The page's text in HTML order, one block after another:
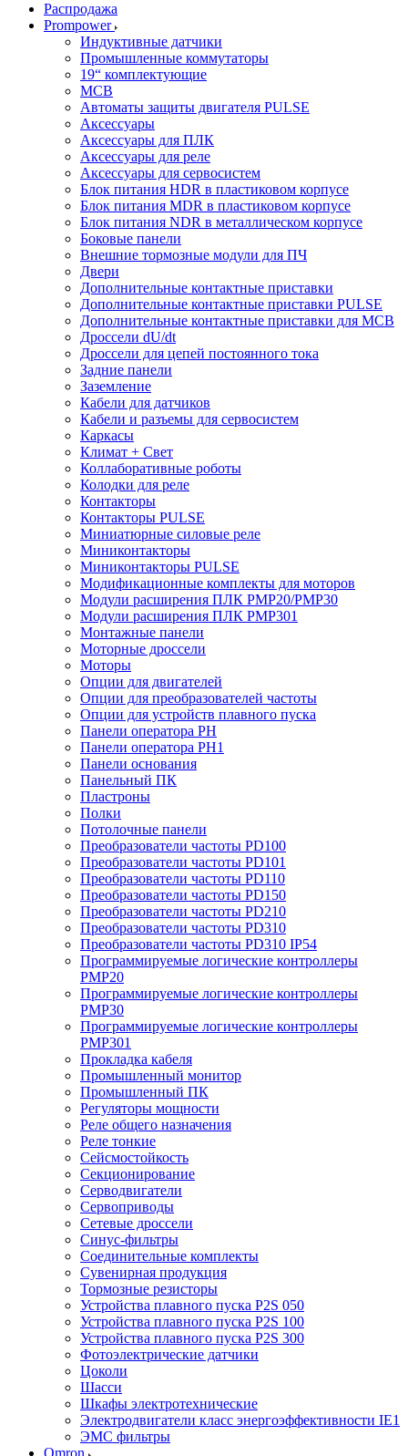
Распродажа
Prompower
Индуктивные датчики
Промышленные коммутаторы
19“ комплектующие
MCB
Автоматы защиты двигателя PULSE
Аксессуары
Аксессуары для ПЛК
Аксессуары для реле
Аксессуары для сервосистем
Блок питания HDR в пластиковом корпусе
Блок питания MDR в пластиковом корпусе
Блок питания NDR в металлическом корпусе
Боковые панели
Внешние тормозные модули для ПЧ
Двери
Дополнительные контактные приставки
Дополнительные контактные приставки PULSE
Дополнительные контактные приставки для MCB
Дроссели dU/dt
Дроссели для цепей постоянного тока
Задние панели
Заземление
Кабели для датчиков
Кабели и разъемы для сервосистем
Каркасы
Климат + Свет
Коллаборативные роботы
Колодки для реле
Контакторы
Контакторы PULSE
Миниатюрные силовые реле
Миниконтакторы
Миниконтакторы PULSE
Модификационные комплекты для моторов
Модули расширения ПЛК PMP20/PMP30
Модули расширения ПЛК PMP301
Монтажные панели
Моторные дроссели
Моторы
Опции для двигателей
Опции для преобразователей частоты
Опции для устройств плавного пуска
Панели оператора PH
Панели оператора PH1
Панели основания
Панельный ПК
Пластроны
Полки
Потолочные панели
Преобразователи частоты PD100
Преобразователи частоты PD101
Преобразователи частоты PD110
Преобразователи частоты PD150
Преобразователи частоты PD210
Преобразователи частоты PD310
Преобразователи частоты PD310 IP54
Программируемые логические контроллеры
PMP20
Программируемые логические контроллеры
PMP30
Программируемые логические контроллеры
PMP301
Прокладка кабеля
Промышленный монитор
Промышленный ПК
Регуляторы мощности
Реле общего назначения
Реле тонкие
Сейсмостойкость
Секционирование
Серводвигатели
Сервоприводы
Сетевые дроссели
Синус-фильтры
Соединительные комплекты
Сувенирная продукция
Тормозные резисторы
Устройства плавного пуска P2S 050
Устройства плавного пуска P2S 100
Устройства плавного пуска P2S 300
Фотоэлектрические датчики
Цоколи
Шасси
Шкафы электротехнические
Электродвигатели класс энергоэффективности IE1
ЭМС фильтры
Omron